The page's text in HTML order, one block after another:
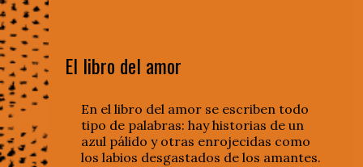
El libro del amor
En el libro del amor se escriben todo
tipo de palabras: hay historias de un
azul pálido y otras enrojecidas como
los labios desgastados de los amantes.